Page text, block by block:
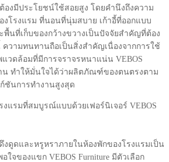
องมีประโยชน์ใช้สอยสูง โดยคำนึงถึงความ
งโรงแรม ที่นอนที่นุ่มสบาย เก้าอี้ที่ออกแบบ
นที่เก็บของกว้างขวางเป็นปัจจัยสำคัญที่ต้อง
วามทนทานถือเป็นสิ่งสำคัญเนื่องจากการใช้
แวดล้อมที่มีการจราจรหนาแน่น VEBOS
น ทำให้มั่นใจได้ว่าผลิตภัณฑ์ของตนตรงตาม
ชันการทำงานสูงสุด
งแรมที่สมบูรณ์แบบด้วยเฟอร์นิเจอร์ VEBOS
งดูดและหรูหราภายในห้องพักของโรงแรมเป็น
จของแขก VEBOS Furniture มีตัวเลือก